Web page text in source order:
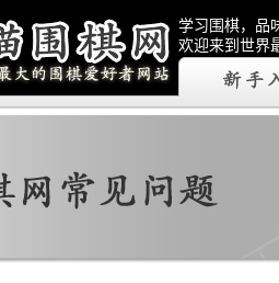
学习围棋，品
欢迎来到世界